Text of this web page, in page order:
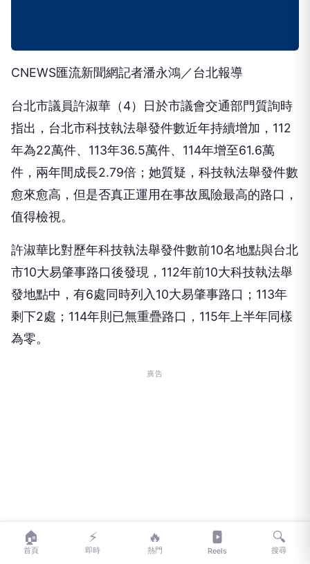
CNEWS匯流新聞網記者潘永鴻／台北報導
台北市議員許淑華（4）日於市議會交通部門質詢時
指出，台北市科技執法舉發件數近年持續增加，112
年為22萬件、113年36.5萬件、114年增至61.6萬
件，兩年間成長2.79倍；她質疑，科技執法舉發件數
愈來愈高，但是否真正運用在事故風險最高的路口，
值得檢視。
許淑華比對歷年科技執法舉發件數前10名地點與台北
市10大易肇事路口後發現，112年前10大科技執法舉
發地點中，有6處同時列入10大易肇事路口；113年
剩下2處；114年則已無重疊路口，115年上半年同樣
為零。
廣告
🏠
首頁
⚡
即時
🔥
熱門 Reels
🔍
搜尋